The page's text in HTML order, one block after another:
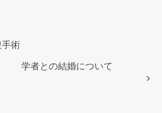
手術
学者との結婚について